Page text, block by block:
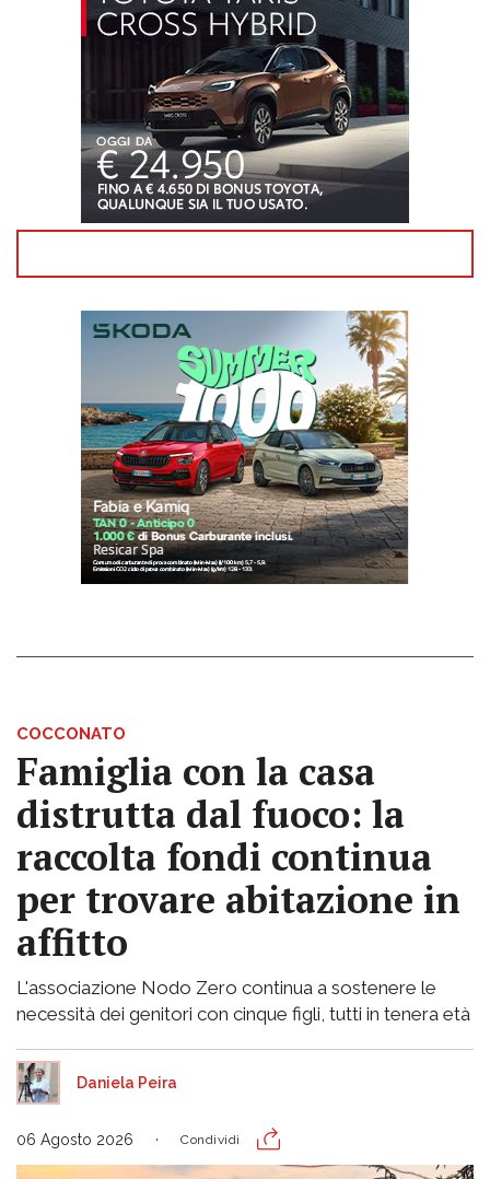
COCCONATO
Famiglia con la casa
distrutta dal fuoco: la
raccolta fondi continua
per trovare abitazione in
affitto
L'associazione Nodo Zero continua a sostenere le
necessità dei genitori con cinque figli, tutti in tenera età
Daniela Peira
06 Agosto 2026 Condividi